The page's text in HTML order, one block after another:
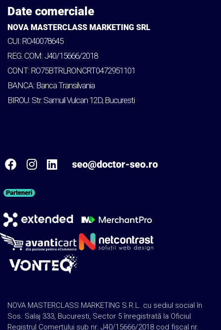
Date comerciale
NOVA MASTERCLASS MARKETING SRL
CUI: RO40078645
REG. COM: J40/15666/2018
CONT: RO75BTRLRONCRT0472951101
BANCA: Banca Transilvania
BIROU: Str. Samuil Vulcan 12D, Bucuresti
seo@doctor-seo.ro
Parteneri
NOVA MASTERCLASS MARKETING S.R.L. cu sediul social în
Sos. Salaj 333, Bucuresti, Sector 5 înregistrată la Oficiul
Registrul Comerțului sub nr. J40/15666/2018 cod fiscal nr.